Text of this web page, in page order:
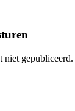
niet gepubliceerd.